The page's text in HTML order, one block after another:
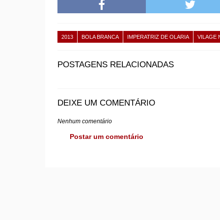
2013 BOLA BRANCA IMPERATRIZ DE OLARIA VILAGE
POSTAGENS RELACIONADAS
DEIXE UM COMENTÁRIO
Nenhum comentário
Postar um comentário